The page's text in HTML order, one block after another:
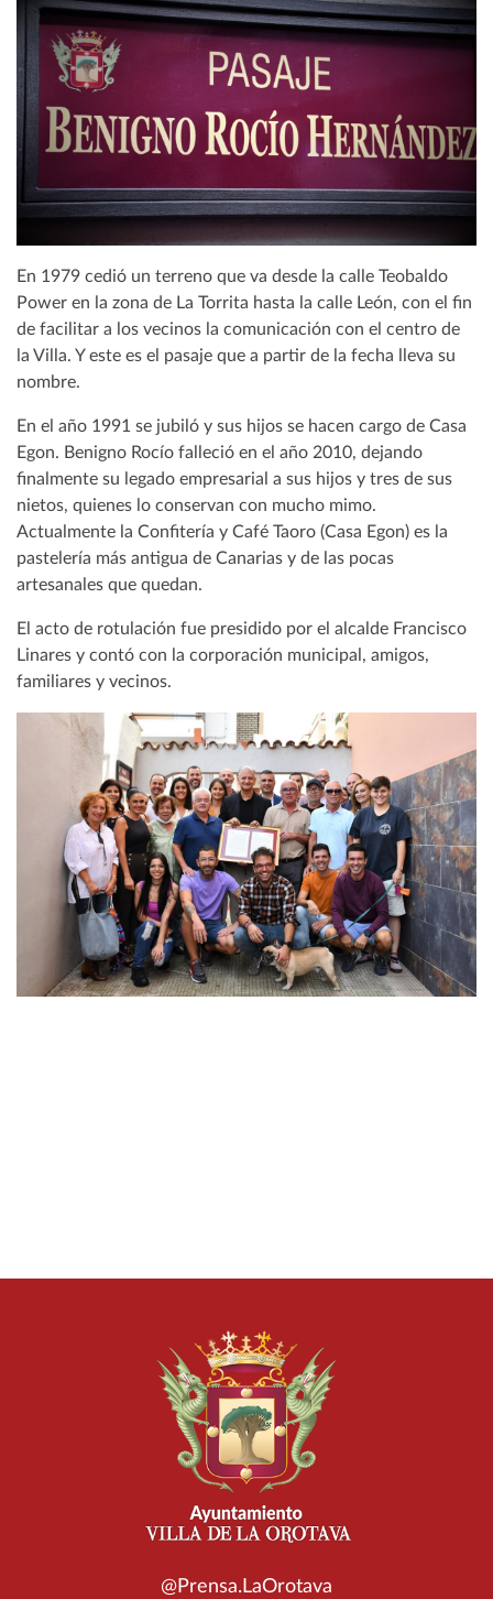
En 1979 cedió un terreno que va desde la calle Teobaldo
Power en la zona de La Torrita hasta la calle León, con el fin
de facilitar a los vecinos la comunicación con el centro de
la Villa. Y este es el pasaje que a partir de la fecha lleva su
nombre.
En el año 1991 se jubiló y sus hijos se hacen cargo de Casa
Egon. Benigno Rocío falleció en el año 2010, dejando
finalmente su legado empresarial a sus hijos y tres de sus
nietos, quienes lo conservan con mucho mimo.
Actualmente la Confitería y Café Taoro (Casa Egon) es la
pastelería más antigua de Canarias y de las pocas
artesanales que quedan.
El acto de rotulación fue presidido por el alcalde Francisco
Linares y contó con la corporación municipal, amigos,
familiares y vecinos.
@Prensa.LaOrotava